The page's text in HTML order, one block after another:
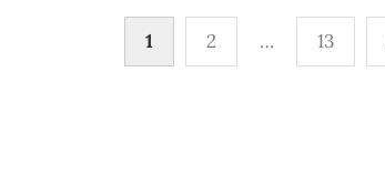
Stránkování
příspěvků
1 2 … 13